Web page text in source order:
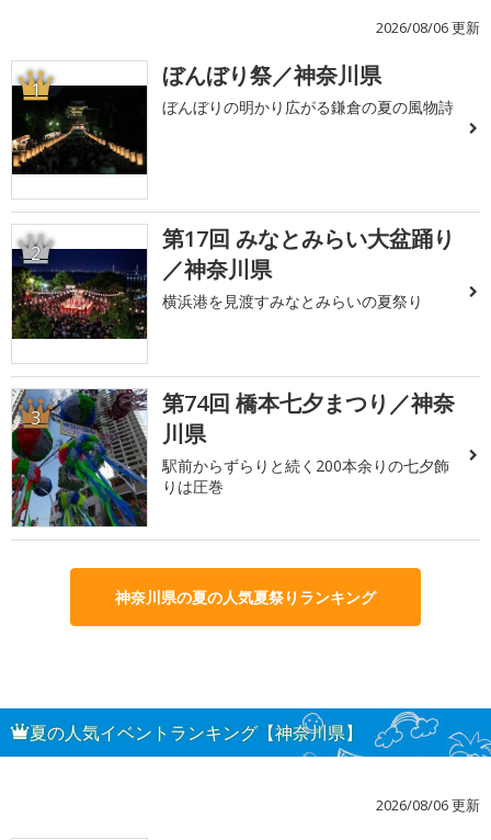
2026/08/06 更新
1 ぼんぼり祭／神奈川県
ぼんぼりの明かり広がる鎌倉の夏の風物詩
2
第17回 みなとみらい大盆踊り
／神奈川県
横浜港を見渡すみなとみらいの夏祭り
3
第74回 橋本七夕まつり／神奈
川県
駅前からずらりと続く200本余りの七夕飾
りは圧巻
神奈川県の夏の人気夏祭りランキング
夏の人気イベントランキング【神奈川県】
2026/08/06 更新